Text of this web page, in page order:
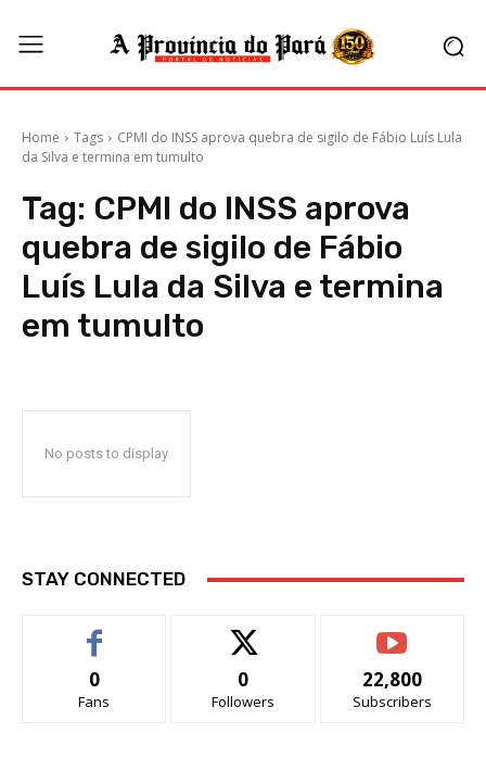
Home Tags
CPMI do INSS aprova quebra de sigilo de Fábio Luís Lula
da Silva e termina em tumulto
Tag: CPMI do INSS aprova
quebra de sigilo de Fábio
Luís Lula da Silva e termina
em tumulto
No posts to display
STAY CONNECTED
0
Fans
0
Followers
22,800
Subscribers